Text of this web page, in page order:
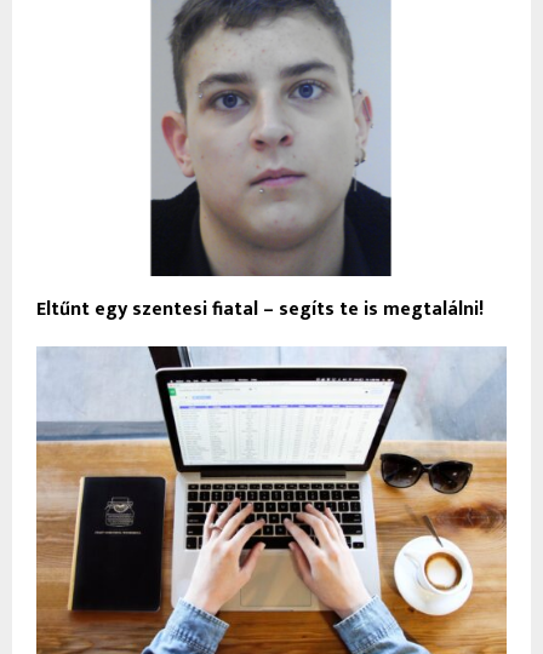
Eltűnt egy szentesi fiatal – segíts te is megtalálni!